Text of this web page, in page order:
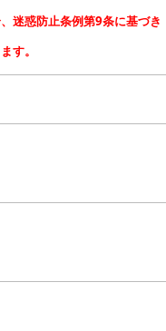
迷惑防止条例第9条に基づき
す。